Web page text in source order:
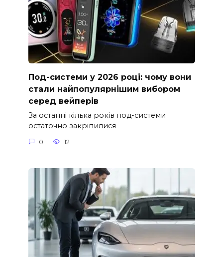
Под-системи у 2026 році: чому вони
стали найпопулярнішим вибором
серед вейперів
За останні кілька років под-системи
остаточно закріпилися
0 12